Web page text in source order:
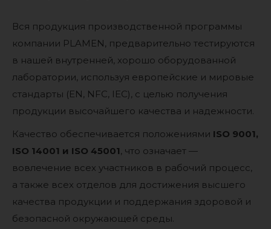
Вся продукция производственной программы
компании PLAMEN, предварительно тестируются
в нашей внутренней, хорошо оборудованной
лаборатории, используя европейские и мировые
стандарты (EN, NFC, IEC), с целью получения
продукции высочайшего качества и надежности.
Качество обеспечивается положениями ISO 9001,
ISO 14001 и ISO 45001, что означает —
вовлечение всех участников в рабочий процесс,
а также всех отделов для достижения высшего
качества продукции и поддержания здоровой и
безопасной окружающей среды.